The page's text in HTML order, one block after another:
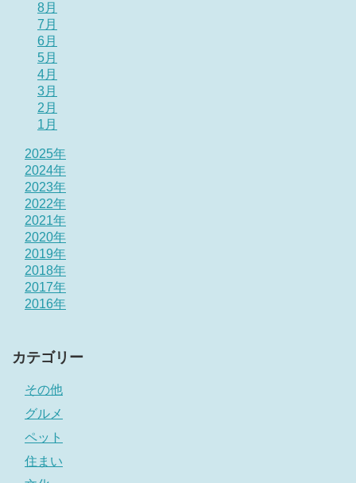
8月
7月
6月
5月
4月
3月
2月
1月
2025年
2024年
2023年
2022年
2021年
2020年
2019年
2018年
2017年
2016年
カテゴリー
その他
グルメ
ペット
住まい